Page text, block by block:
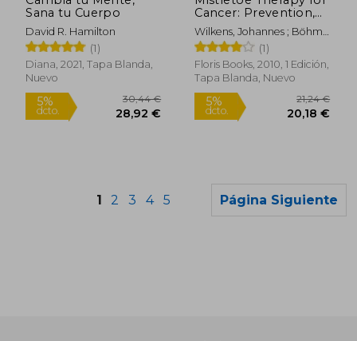
Sana tu Cuerpo
David R. Hamilton
(1)
Diana, 2021, Tapa Blanda,
Nuevo
Cancer: Prevention,
Treatment, and
Healing (en Inglés)
Wilkens, Johannes ; Böhm,
Gert ; Clemm, Peter
(1)
Floris Books, 2010, 1 Edición,
Tapa Blanda, Nuevo
1 2 3 4 5 Página Siguiente